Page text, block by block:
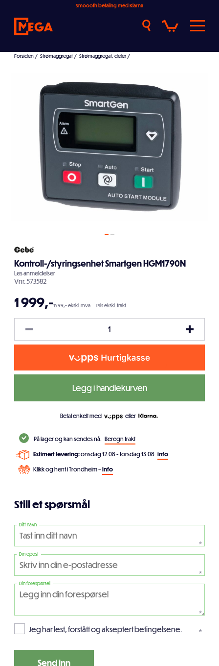
Smoooth betaling med Klarna
Forsiden / Strømaggregat / Strømaggregat, deler /
Kontroll-/styringsenhet Smartgen HGM1790N
Lesanmeldelser
Vnr.573582
1 999,-1599,- ekskl. mva. Pris ekskl. frakt
Legg i handlekurven
Betal enkelt med eller
På lager og kan sendes nå. Beregn frakt
Estimert levering:onsdag 12.08 - torsdag 13.08 info
Klikk og hent i Trondheim –info
Still et spørsmål
Ditt navn
*
Din epost
*
Din forespørsel
*
Jeg har lest, forstått og akseptert betingelsene. *